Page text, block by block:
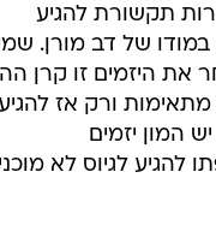
תקשורת להגיע
במודו של דב מורן.
את היזמים זו קרן
מתאימות ורק אז
המון יזמים
להגיע לגיוס לא